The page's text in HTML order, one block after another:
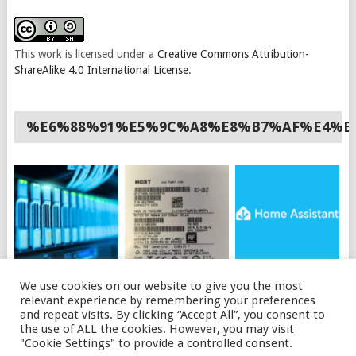
This work is licensed under a Creative Commons Attribution-
ShareAlike 4.0 International License.
独立服务器
识别的可能原因及解决
办法
装HACS
We use cookies on our website to give you the most
relevant experience by remembering your preferences
and repeat visits. By clicking “Accept All”, you consent to
the use of ALL the cookies. However, you may visit
"Cookie Settings" to provide a controlled consent.